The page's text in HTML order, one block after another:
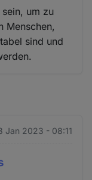
um zu
Menschen,
sind und
Jan 2023 - 08:11